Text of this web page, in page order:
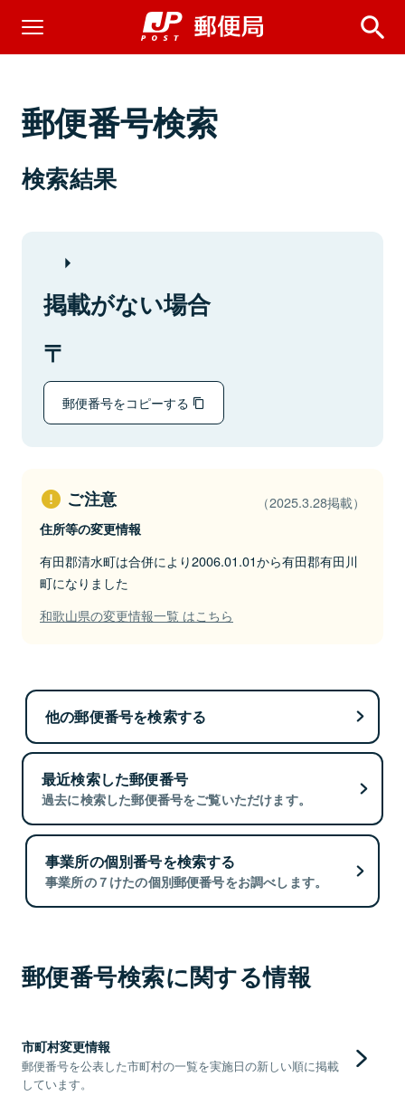
郵便番号検索
検索結果
掲載がない場合
郵便番号をコピーする
ご注意 （2025.3.28掲載）
住所等の変更情報
有田郡清水町は合併により2006.01.01から有田郡有田川
町になりました
和歌山県の変更情報一覧 はこちら
他の郵便番号を検索する
最近検索した郵便番号
過去に検索した郵便番号をご覧いただけます。
事業所の個別番号を検索する
事業所の７けたの個別郵便番号をお調べします。
郵便番号検索に関する情報
市町村変更情報
郵便番号を公表した市町村の一覧を実施日の新しい順に掲載
しています。